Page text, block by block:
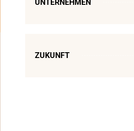
UNTERNEHMEN
ZUKUNFT